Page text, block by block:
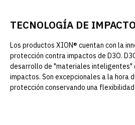
TECNOLOGÍA DE
Los productos XION® cuentan con la
protección contra impactos de D3O.
desarrollo de "materiales inteligentes"
impactos. Son excepcionales a la hora
protección conservando una